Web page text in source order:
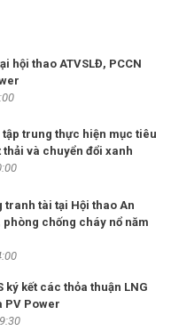
hội thao ATVSLĐ, PCCN
trung thực hiện mục tiêu
thải và chuyển đổi xanh
tranh tài tại Hội thao An
chống cháy nổ năm
kết các thỏa thuận LNG
PV Power